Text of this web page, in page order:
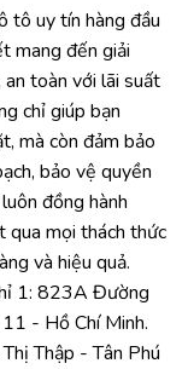
tô uy tín hàng đầu
mang đến giải
an toàn với lãi suất
chỉ giúp bạn
mà còn đảm bảo
bảo vệ quyền
đồng hành
qua mọi thách thức
và hiệu quả.
1: 823A Đường
- Hồ Chí Minh.
Thập - Tân Phú